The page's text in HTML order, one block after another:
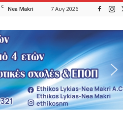
C Nea Makri 7 Αυγ 2026